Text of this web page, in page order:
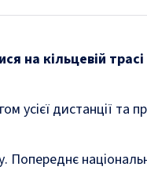
на кільцевій
усієї дистанції та
Попереднє